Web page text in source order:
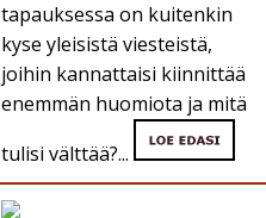
tapauksessa on kuitenkin
kyse yleisistä viesteistä,
joihin kannattaisi kiinnittää
enemmän huomiota ja mitä
tulisi välttää?...